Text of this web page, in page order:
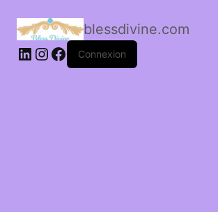
blessdivine.com
Connexion